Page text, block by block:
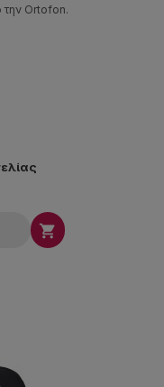
την Ortofon.
